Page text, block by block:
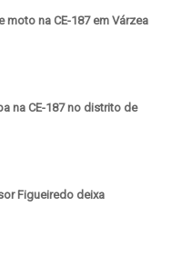
na CE-187 em Várzea
na CE-187 no distrito de
Figueiredo deixa